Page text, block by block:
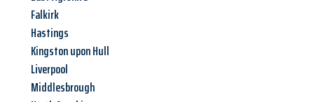
Falkirk
Hastings
Kingston upon Hull
Liverpool
Middlesbrough